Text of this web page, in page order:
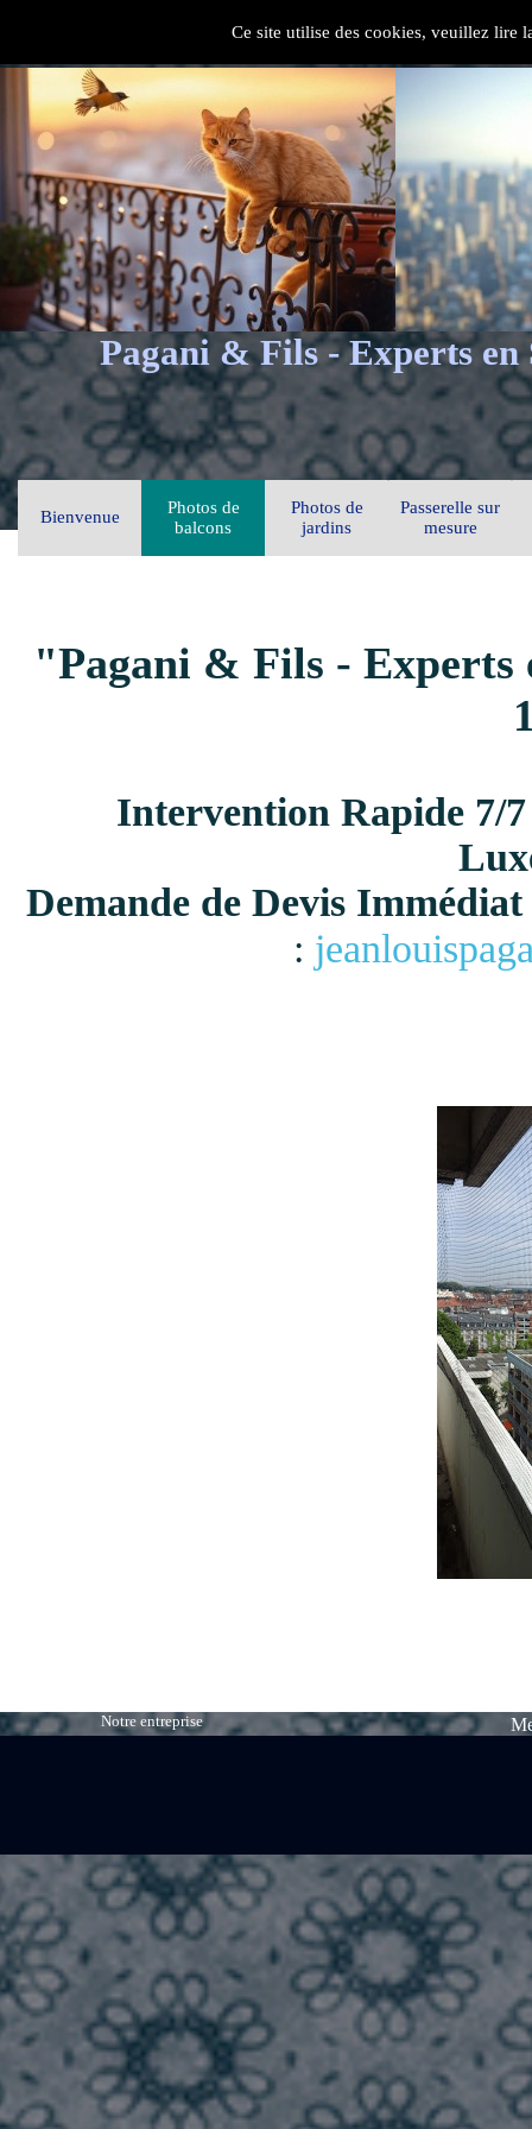
Ce site utilise des cookies, veuillez lire
Pagani & Fils - Experts en
Bienvenue
Photos de
balcons
Photos de
jardins
Passerelle sur
mesure
"Pagani & Fils - Experts
Intervention Rapide 7/
Demande de Devis
:
Notre entreprise